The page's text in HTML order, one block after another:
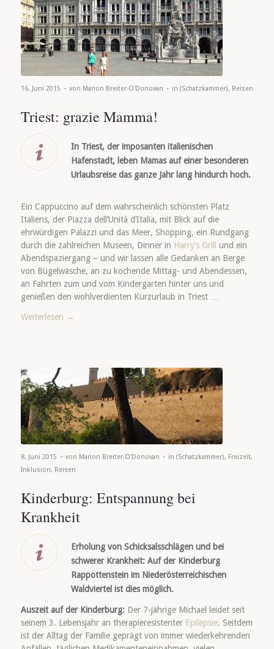
16. Juni 2015 - von Marion Breiter-O'Donovan - in (Schatzkammer), Reisen
Triest: grazie Mamma!
In Triest, der imposanten italienischen
Hafenstadt, leben Mamas auf einer besonderen
Urlaubsreise das ganze Jahr lang hindurch hoch.
Ein Cappuccino auf dem wahrscheinlich schönsten Platz
Italiens, der Piazza dell’Unità d’Italia, mit Blick auf die
ehrwürdigen Palazzi und das Meer, Shopping, ein Rundgang
durch die zahlreichen Museen, Dinner in Harry’s Grill
und ein
Abendspaziergang – und wir lassen alle Gedanken an Berge
von Bügelwäsche, an zu kochende Mittag- und Abendessen,
an Fahrten zum und vom Kindergarten hinter uns und
genießen den wohlverdienten Kurzurlaub in Triest …
Weiterlesen →
8. Juni 2015 - von Marion Breiter-O'Donovan - in (Schatzkammer), Freizeit,
Inklusion, Reisen
Kinderburg: Entspannung bei
Krankheit
Erholung von Schicksalsschlägen und bei
schwerer Krankheit: Auf der Kinderburg
Rappottenstein im Niederösterreichischen
Waldviertel ist dies möglich.
Auszeit auf der Kinderburg:Der 7-jährige Michael leidet seit
seinem 3. Lebensjahr an therapieresistenter Epilepsie. Seitdem
ist der Alltag der Familie geprägt von immer wiederkehrenden